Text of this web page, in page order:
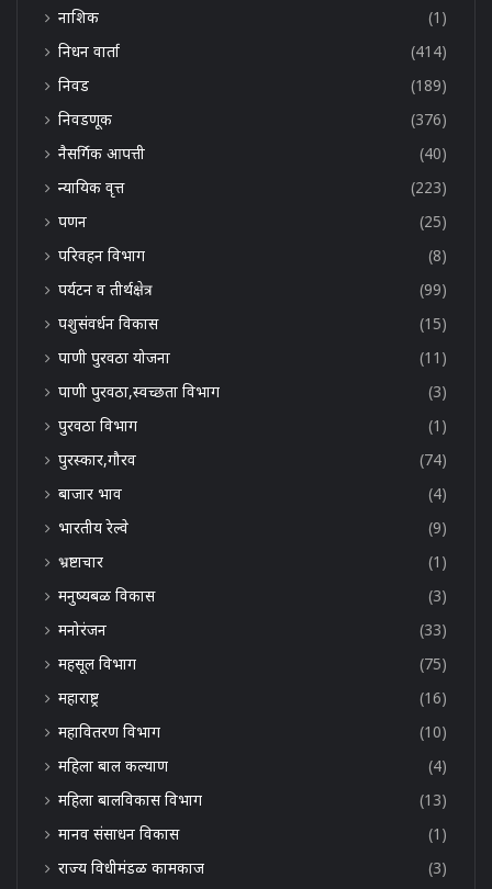
नाशिक
(1)
निधन वार्ता
(414)
निवड
(189)
निवडणूक
(376)
नैसर्गिक आपत्ती
(40)
न्यायिक वृत्त
(223)
पणन
(25)
परिवहन विभाग
(8)
पर्यटन व तीर्थक्षेत्र
(99)
पशुसंवर्धन विकास
(15)
पाणी पुरवठा योजना
(11)
पाणी पुरवठा,स्वच्छता विभाग
(3)
पुरवठा विभाग
(1)
पुरस्कार,गौरव
(74)
बाजार भाव
(4)
भारतीय रेल्वे
(9)
भ्रष्टाचार
(1)
मनुष्यबळ विकास
(3)
मनोरंजन
(33)
महसूल विभाग
(75)
महाराष्ट्र
(16)
महावितरण विभाग
(10)
महिला बाल कल्याण
(4)
महिला बालविकास विभाग
(13)
मानव संसाधन विकास
(1)
राज्य विधीमंडळ कामकाज
(3)